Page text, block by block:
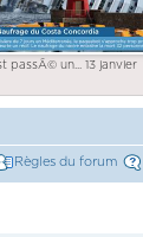
passÃ© un... 13 janvier
Règles du forum